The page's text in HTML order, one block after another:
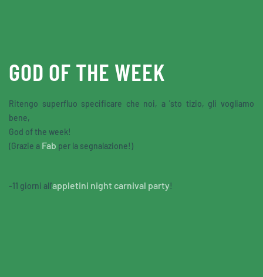
GOD OF THE WEEK
Ritengo superfluo specificare che noi, a 'sto tizio, gli vogliamo
bene,
God of the week!
(Grazie a Fab per la segnalazione!)
-11 giorni all'appletini night carnival party!